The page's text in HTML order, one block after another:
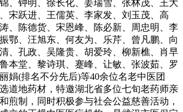
、钟明、徐长化、姜瑞雪、张林茂、王大
宋跃进、王儒英、李家发、刘玉茂、高
、陈德货、宋恩峰、陈必新、周忠明、李
鄂、汪旭东、何友为、乐芹、曾凡鹏、向
、孔政、吴隆贵、胡爱玲、柳新樵、肖早
本堂、黎诗琪、蹇峰、让敏、张波茹、罗
娟(排名不分先后)等40余位名老中医团
道地药材，特邀湖北省多位七旬老药师亲
煎制，同时积极参与社会公益慈善活动，